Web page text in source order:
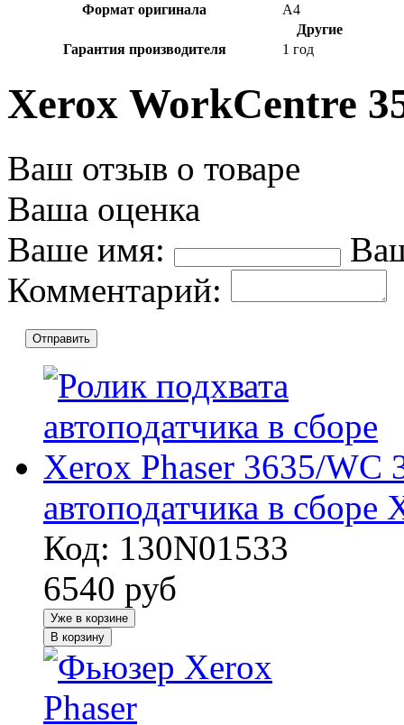
Формат оригинала
А4
Другие
Гарантия производителя
1 год
Xerox WorkCentre
Ваш отзыв о товаре
Ваша оценка
Ваше имя:
Комментарий:
Отправить
автоподатчика в
Код: 130N01533
6540 руб
Уже в корзине
В корзину